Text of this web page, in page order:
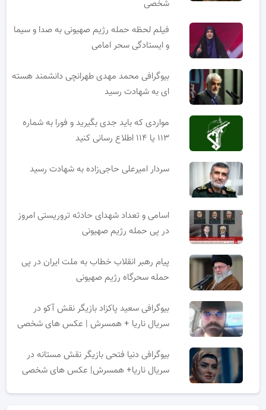
شخصی
فیلم لحظه حمله رژیم صهیونی به صدا و سیما
و ایستادگی سحر امامی
بیوگرافی محمد مهدی طهرانچی دانشمند هسته
ای به شهادت رسید
مواردی که باید جدی بگیرید و فورا به شماره
۱۱۳ یا ۱۱۴ اطلاع رسانی کنید
سردار امیرعلی حاجی‌زاده به شهادت رسید
اسامی و تعداد شهدای حادثه تروریستی امروز
در پی حمله رژیم صهیونی
پیام رهبر انقلاب خطاب به ملت ایران در پی
حمله سحرگاه رژیم صهیونی
بیوگرافی سعید پاکزاد بازیگر نقش آکو در
سریال ناریا + همسرش | عکس های شخصی
بیوگرافی دنیا فتحی بازیگر نقش مستانه در
سریال ناریا+ همسرش| عکس های شخصی